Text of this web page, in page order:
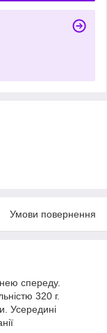
Умови повернення
спереду.
320 г.
Усередині